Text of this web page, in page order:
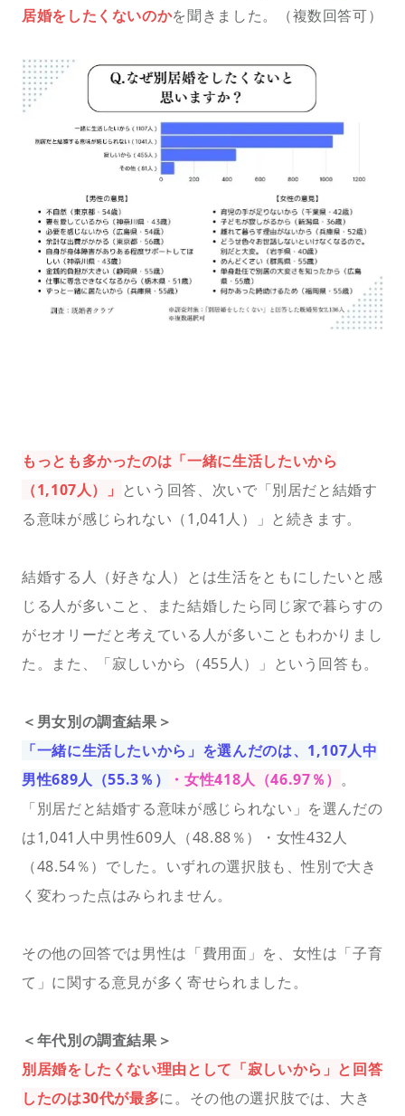
居婚をしたくないのかを聞きました。（複数回答可）
もっとも多かったのは「一緒に生活したいから
（1,107人）」 という回答、次いで「別居だと結婚す
る意味が感じられない（1,041人）」と続きます。
結婚する人（好きな人）とは生活をともにしたいと感
じる人が多いこと、また結婚したら同じ家で暮らすの
がセオリーだと考えている人が多いこともわかりまし
た。また、「寂しいから（455人）」という回答も。
＜男女別の調査結果＞
「一緒に生活したいから」を選んだのは、1,107人中
男性689人（55.3％）
・女性418人（46.97％） 。
「別居だと結婚する意味が感じられない」を選んだの
は1,041人中男性609人（48.88％）・女性432人
（48.54％）でした。いずれの選択肢も、性別で大き
く変わった点はみられません。
その他の回答では男性は「費用面」を、女性は「子育
て」に関する意見が多く寄せられました。
＜年代別の調査結果＞
別居婚をしたくない理由として「寂しいから」と回答
したのは30代が最多に。その他の選択肢では、大き